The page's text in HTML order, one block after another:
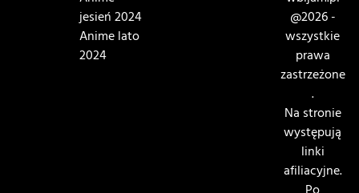
jesień 2024
Anime lato
2024
@2026 -
wszystkie
prawa
zastrzeżone
.
Na stronie
występują
linki
afiliacyjne.